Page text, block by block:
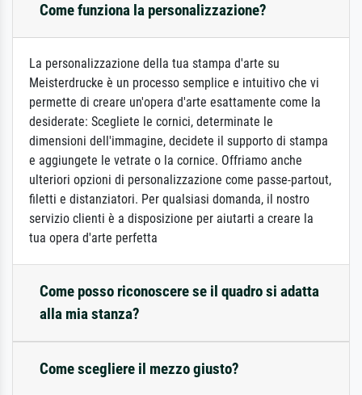
Come funziona la personalizzazione?
La personalizzazione della tua stampa d'arte su
Meisterdrucke è un processo semplice e intuitivo che vi
permette di creare un'opera d'arte esattamente come la
desiderate: Scegliete le cornici, determinate le
dimensioni dell'immagine, decidete il supporto di stampa
e aggiungete le vetrate o la cornice. Offriamo anche
ulteriori opzioni di personalizzazione come passe-partout,
filetti e distanziatori. Per qualsiasi domanda, il nostro
servizio clienti è a disposizione per aiutarti a creare la
tua opera d'arte perfetta
Come posso riconoscere se il quadro si adatta
alla mia stanza?
Come scegliere il mezzo giusto?